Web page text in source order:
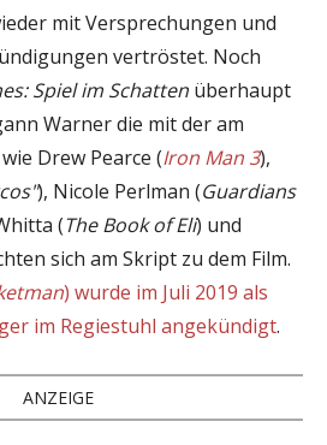
mit Versprechungen und
vertröstet. Noch
Spiel im Schatten überhaupt
Warner die mit der am
Drew Pearce (Iron Man 3),
), Nicole Perlman (Guardians
(The Book of Eli) und
sich am Skript zu dem Film.
) wurde im Juli 2019 als
im Regiestuhl angekündigt.
ANZEIGE